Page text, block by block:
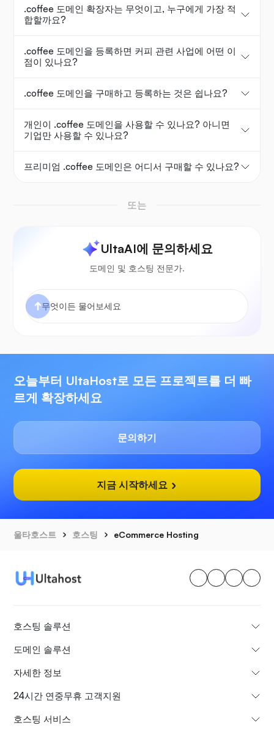
.coffee 도메인 확장자는 무엇이고, 누구에게 가장 적
합할까요?
.coffee 도메인을 등록하면 커피 관련 사업에 어떤 이
점이 있나요?
.coffee 도메인을 구매하고 등록하는 것은 쉽나요?
개인이 .coffee 도메인을 사용할 수 있나요? 아니면
기업만 사용할 수 있나요?
프리미엄 .coffee 도메인은 어디서 구매할 수 있나요?
또는
UltaAI에 문의하세요
도메인 및 호스팅 전문가.
오늘부터 UltaHost로 모든 프로젝트를 더 빠
르게 확장하세요
문의하기
지금 시작하세요
울타호스트 호스팅 eCommerce Hosting
호스팅 솔루션
도메인 솔루션
자세한 정보
24시간 연중무휴 고객지원
호스팅 서비스